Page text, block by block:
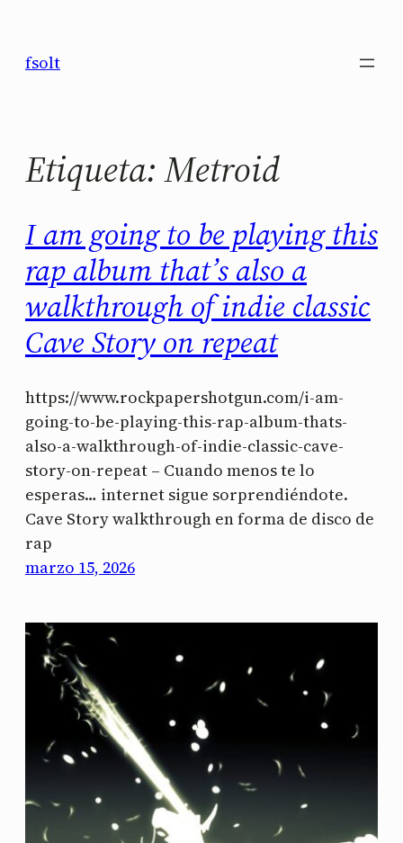
contenido
fsolt
Etiqueta:Metroid
I am going to be playing this
rap album that’s also a
walkthrough of indie classic
Cave Story on repeat
https://www.rockpapershotgun.com/i-am-
going-to-be-playing-this-rap-album-thats-
also-a-walkthrough-of-indie-classic-cave-
story-on-repeat – Cuando menos te lo
esperas… internet sigue sorprendiéndote.
Cave Story walkthrough en forma de disco de
rap
marzo 15, 2026